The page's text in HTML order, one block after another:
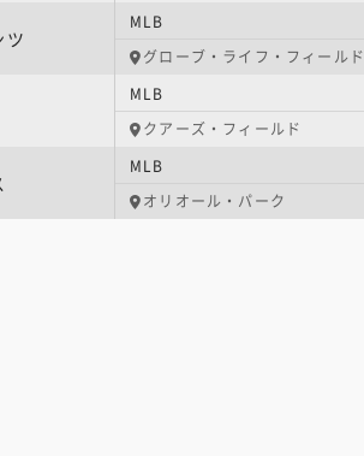
ツ
MLB
グローブ・ライフ・フィールド
MLB
クアーズ・フィールド
MLB
オリオール・パーク